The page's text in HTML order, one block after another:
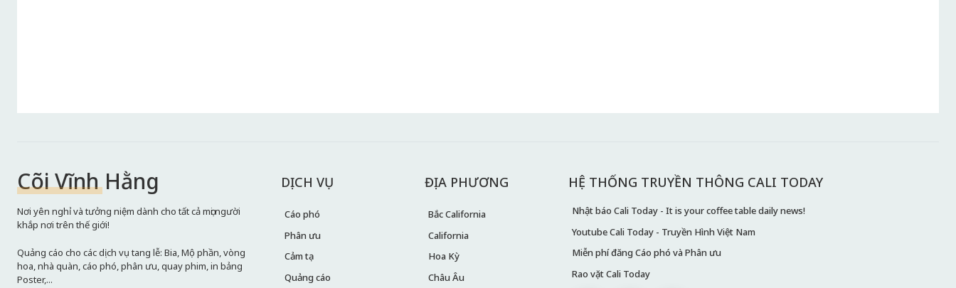
Cõi Vĩnh Hằng
Nơi yên nghỉ và tưởng niệm dành cho tất cả mọi người
khắp nơi trên thế giới!
Quảng cáo cho các dịch vụ tang lễ: Bia, Mộ phần, vòng
hoa, nhà quàn, cáo phó, phân ưu, quay phim, in bảng
Poster,...
DỊCH VỤ
Cáo phó
Phân ưu
Cảm tạ
Quảng cáo
ĐỊA PHƯƠNG
Bắc California
California
Hoa Kỳ
Châu Âu
HỆ THỐNG TRUYỀN THÔNG CALI TODAY
Nhật báo Cali Today - It is your coffee table daily news!
Youtube Cali Today - Truyền Hình Việt Nam
Miễn phí đăng Cáo phó và Phân ưu
Rao vặt Cali Today